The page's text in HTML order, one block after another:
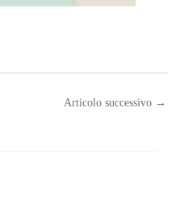
Articolo successivo →